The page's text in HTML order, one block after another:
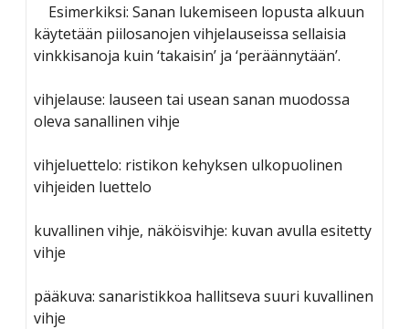
Esimerkiksi: Sanan lukemiseen lopusta alkuun
käytetään piilosanojen vihjelauseissa sellaisia
vinkkisanoja kuin ‘takaisin’ ja ‘peräännytään’.
vihjelause: lauseen tai usean sanan muodossa
oleva sanallinen vihje
vihjeluettelo: ristikon kehyksen ulkopuolinen
vihjeiden luettelo
kuvallinen vihje, näköisvihje: kuvan avulla esitetty
vihje
pääkuva: sanaristikkoa hallitseva suuri kuvallinen
vihje